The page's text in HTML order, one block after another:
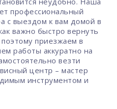
профессиональный
с выездом к вам домой в
важно быстро вернуть
приезжаем в
работы аккуратно на
везти
центр – мастер
инструментом и